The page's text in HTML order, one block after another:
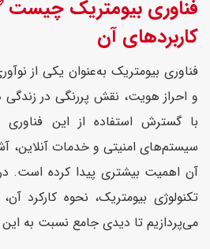
فناوری بیومتریک چیست
کاربردهای آن
فناوری بیومتریک به‌عنوان یکی از
و احراز هویت، نقش پررنگی در زندگی
با گسترش استفاده از این
سیستم‌های امنیتی و خدمات آنلاین،
آن اهمیت بیشتری پیدا کرده است.
تکنولوژی بیومتریک، نحوه کارکرد
می‌پردازیم تا دیدی جامع نسبت به